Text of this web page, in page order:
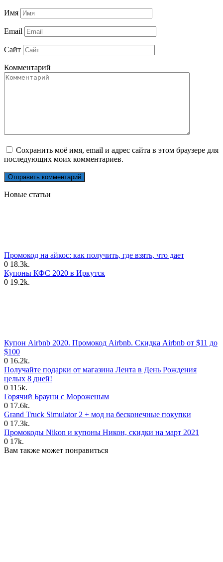
Имя
Email
Сайт
Комментарий
Сохранить моё имя, email и адрес сайта в этом браузере для
последующих моих комментариев.
Новые статьи
Промокод на айкос: как получить, где взять, что дает
0 18.3k.
Купоны КФС 2020 в Иркутск
0 19.2k.
Купон Airbnb 2020. Промокод Airbnb. Скидка Airbnb от $11 до
$100
0 16.2k.
Получайте подарки от магазина Лента в День Рождения
целых 8 дней!
0 115k.
Горячий Брауни с Мороженым
0 17.6k.
Grand Truck Simulator 2 + мод на бесконечные покупки
0 17.3k.
Промокоды Nikon и купоны Никон, скидки на март 2021
0 17k.
Вам также может понравиться